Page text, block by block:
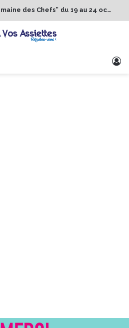
1er Édition de “La Semaine des Chefs” du 19 au 24 octobre 2026